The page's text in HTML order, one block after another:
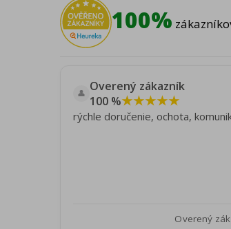
100%
👤 Overený zákazník
100 %★★★★★
rýchle doručenie, ochota,
Overený